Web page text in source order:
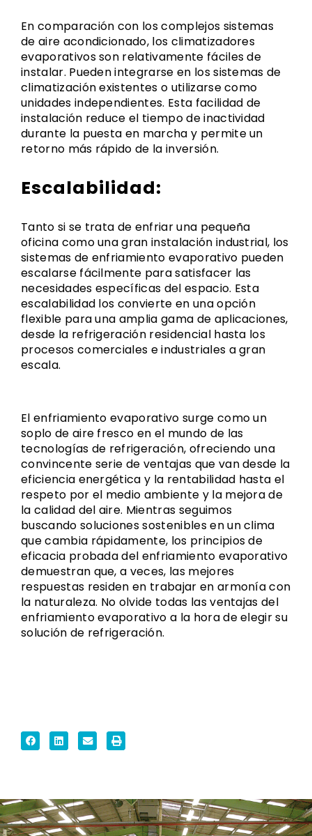
En comparación con los complejos sistemas
de aire acondicionado, los climatizadores
evaporativos son relativamente fáciles de
instalar. Pueden integrarse en los sistemas de
climatización existentes o utilizarse como
unidades independientes. Esta facilidad de
instalación reduce el tiempo de inactividad
durante la puesta en marcha y permite un
retorno más rápido de la inversión.
Escalabilidad:
Tanto si se trata de enfriar una pequeña
oficina como una gran instalación industrial, los
sistemas de enfriamiento evaporativo pueden
escalarse fácilmente para satisfacer las
necesidades específicas del espacio. Esta
escalabilidad los convierte en una opción
flexible para una amplia gama de aplicaciones,
desde la refrigeración residencial hasta los
procesos comerciales e industriales a gran
escala.
El enfriamiento evaporativo surge como un
soplo de aire fresco en el mundo de las
tecnologías de refrigeración, ofreciendo una
convincente serie de ventajas que van desde la
eficiencia energética y la rentabilidad hasta el
respeto por el medio ambiente y la mejora de
la calidad del aire. Mientras seguimos
buscando soluciones sostenibles en un clima
que cambia rápidamente, los principios de
eficacia probada del enfriamiento evaporativo
demuestran que, a veces, las mejores
respuestas residen en trabajar en armonía con
la naturaleza. No olvide todas las ventajas del
enfriamiento evaporativo a la hora de elegir su
solución de refrigeración.